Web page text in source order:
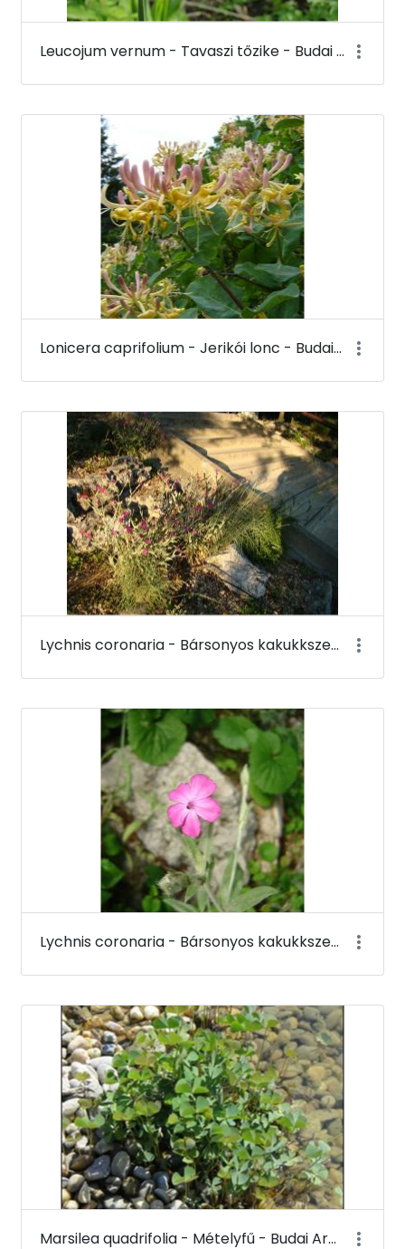
Leucojum vernum - Tavaszi tőzike - Budai Arborétum
Lonicera caprifolium - Jerikói lonc - Budai Arborétum
Lychnis coronaria - Bársonyos kakukkszegfű - Budai Arborétum
Lychnis coronaria - Bársonyos kakukkszegfű (virága) - Budai Arborétum
Marsilea quadrifolia - Mételyfű - Budai Arborétum